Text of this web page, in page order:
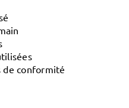
de conformité